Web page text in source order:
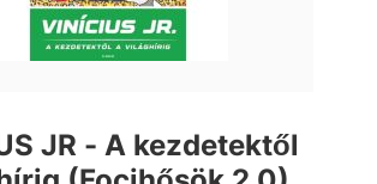
JR - A kezdetektől